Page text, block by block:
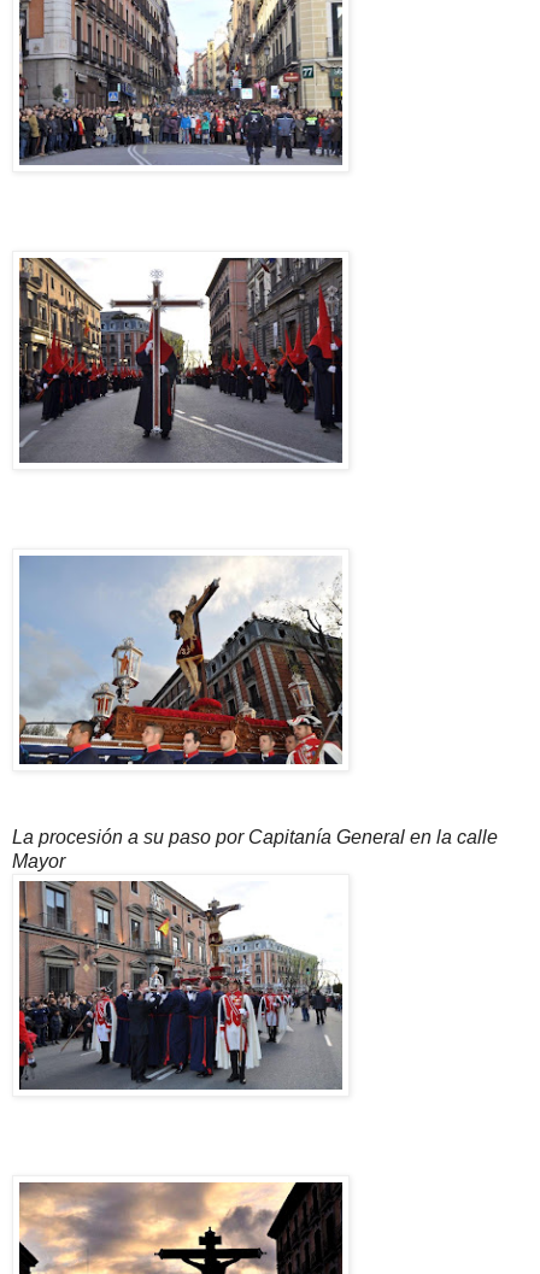
La procesión a su paso por Capitanía General en la calle
Mayor